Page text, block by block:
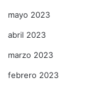
mayo 2023
abril 2023
marzo 2023
febrero 2023